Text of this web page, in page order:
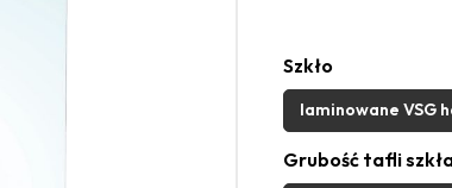
Szkło
laminowane VSG
Grubość tafli